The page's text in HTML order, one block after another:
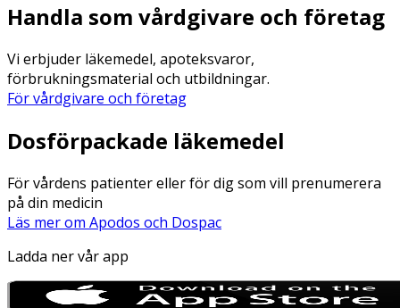
Handla som vårdgivare och företag
Vi erbjuder läkemedel, apoteksvaror,
förbrukningsmaterial och utbildningar.
För vårdgivare och företag
Dosförpackade läkemedel
För vårdens patienter eller för dig som vill prenumerera
på din medicin
Läs mer om Apodos och Dospac
Ladda ner vår app